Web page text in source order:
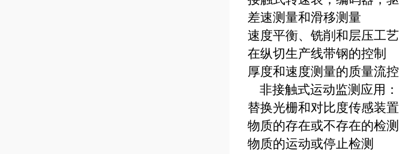
差速测量和滑移测量
速度平衡、铣削和层压工
在纵切生产线带钢的控制
厚度和速度测量的质量流控
非接触式运动监测应用：
替换光栅和对比度传感装置
物质的存在或不存在的检测
物质的运动或停止检测